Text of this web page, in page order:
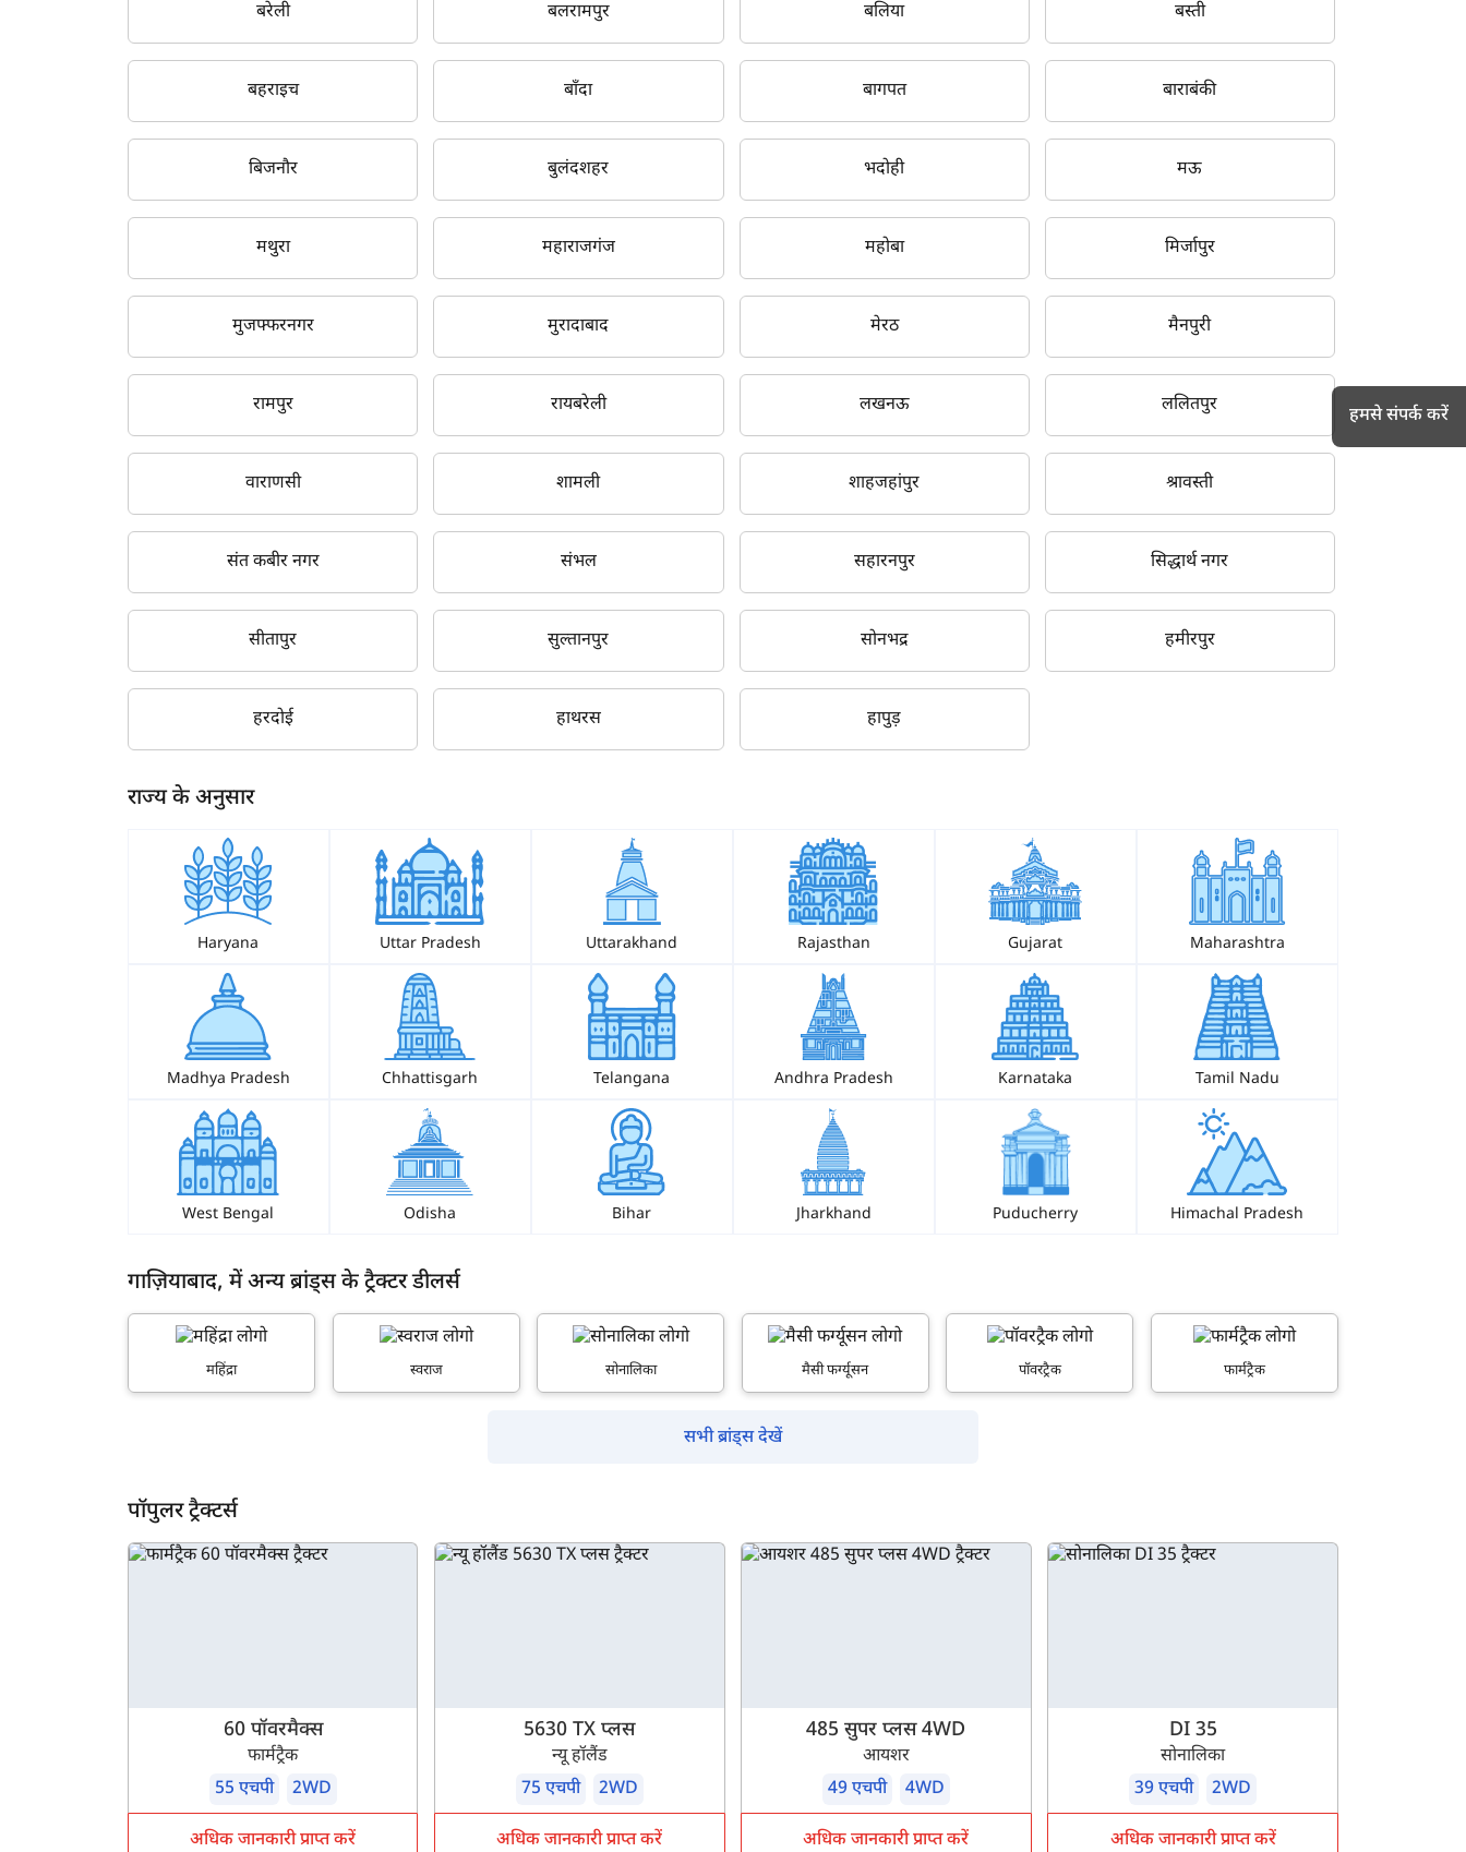
बरेली बलरामपुर बलिया बस्ती
बहराइच बाँदा बागपत बाराबंकी
बिजनौर बुलंदशहर भदोही मऊ
मथुरा महाराजगंज महोबा मिर्जापुर
मुजफ्फरनगर मुरादाबाद मेरठ मैनपुरी
रामपुर रायबरेली लखनऊ ललितपुर
वाराणसी शामली शाहजहांपुर श्रावस्ती
संत कबीर नगर संभल सहारनपुर सिद्धार्थ नगर
सीतापुर सुल्तानपुर सोनभद्र हमीरपुर
हरदोई हाथरस हापुड़
राज्य के अनुसार
Haryana Uttar Pradesh Uttarakhand Rajasthan Gujarat Maharashtra
Madhya Pradesh Chhattisgarh Telangana Andhra Pradesh Karnataka Tamil Nadu
West Bengal Odisha Bihar Jharkhand Puducherry Himachal Pradesh
गाज़ियाबाद, में अन्य ब्रांड्स के ट्रैक्टर डीलर्स
महिंद्रा स्वराज सोनालिका मैसी फर्ग्यूसन पॉवरट्रैक फार्मट्रैक
सभी ब्रांड्स देखें
पॉपुलर ट्रैक्टर्स
60 पॉवरमैक्स
फार्मट्रैक
55 एचपी
2WD
अधिक जानकारी प्राप्त करें
5630 TX प्लस
न्यू हॉलैंड
75 एचपी
2WD
अधिक जानकारी प्राप्त करें
485 सुपर प्लस 4WD
आयशर
49 एचपी
4WD
अधिक जानकारी प्राप्त करें
DI 35
सोनालिका
39 एचपी
2WD
अधिक जानकारी प्राप्त करें
हमसे संपर्क करें
हम आपकी किस प्रकार सहायता कर सकते हैं?
पूछताछ के लिए*
मोबाइल नंबर दर्ज करें ओटीपी भेजें
ओटीपी दर्ज करें
पिन कोड दर्ज करें*
Also interested in other loans
Terms & Conditions
Privacy Policy. I authorize TVS Credit Services to share my Personal Data with
Third Parties for purposes outlined in Privacy Policy.
सबमिट